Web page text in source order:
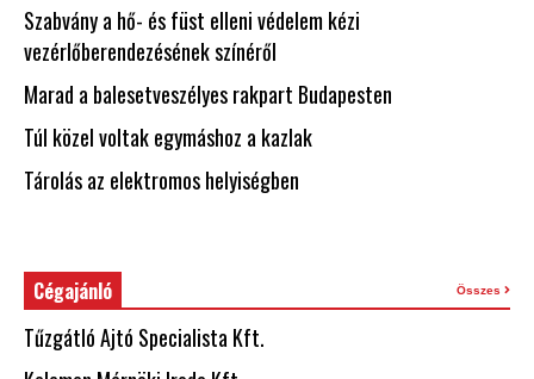
Szabvány a hő- és füst elleni védelem kézi
vezérlőberendezésének színéről
Marad a balesetveszélyes rakpart Budapesten
Túl közel voltak egymáshoz a kazlak
Tárolás az elektromos helyiségben
Cégajánló Összes
Tűzgátló Ajtó Specialista Kft.